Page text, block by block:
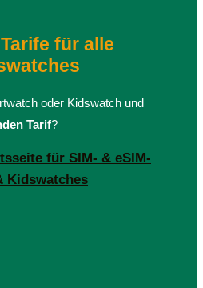
für alle
oder Kidswatch und
Tarif?
für SIM- & eSIM-
Kidswatches